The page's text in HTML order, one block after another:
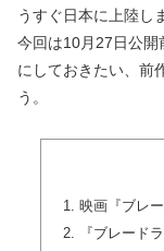
うすぐ日本に上陸し
今回は10月27日公
にしておきたい、前
う。
映画『ブレ
『ブレード